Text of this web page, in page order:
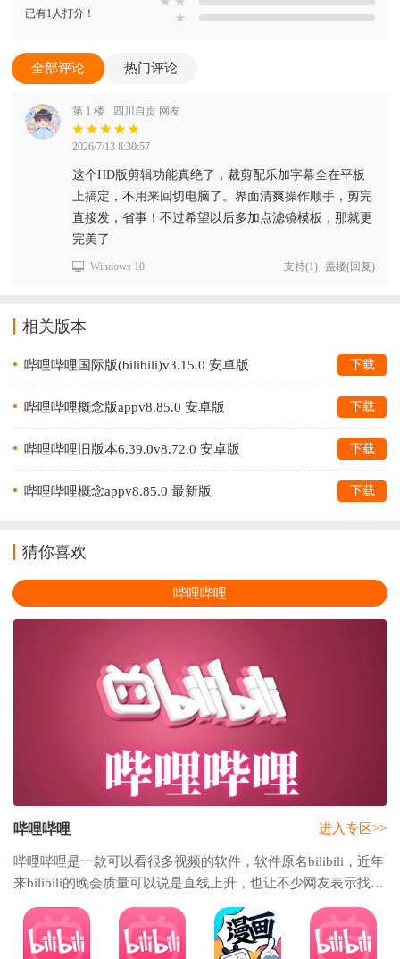
已有1人打分！
★
全部评论 热门评论
第 1 楼 四川自贡 网友
2026/7/13 8:30:57
这个HD版剪辑功能真绝了，裁剪配乐加字幕全在平板
上搞定，不用来回切电脑了。界面清爽操作顺手，剪完
直接发，省事！不过希望以后多加点滤镜模板，那就更
完美了
Windows 10 支持(1) 盖楼(回复)
相关版本
哔哩哔哩国际版(bilibili)v3.15.0 安卓版 下载
哔哩哔哩概念版appv8.85.0 安卓版 下载
哔哩哔哩旧版本6.39.0v8.72.0 安卓版 下载
哔哩哔哩概念appv8.85.0 最新版 下载
猜你喜欢
哔哩哔哩
哔哩哔哩
哔哩哔哩是一款可以看很多视频的软件，软件原名bilibili，近年
来bilibili的晚会质量可以说是直线上升，也让不少网友表示找回
了童年，这款软件能看哔哩哔哩跨年晚会，还能看到超多精彩
的视频，在哔哩哔哩总有你一定喜
进入专区>>